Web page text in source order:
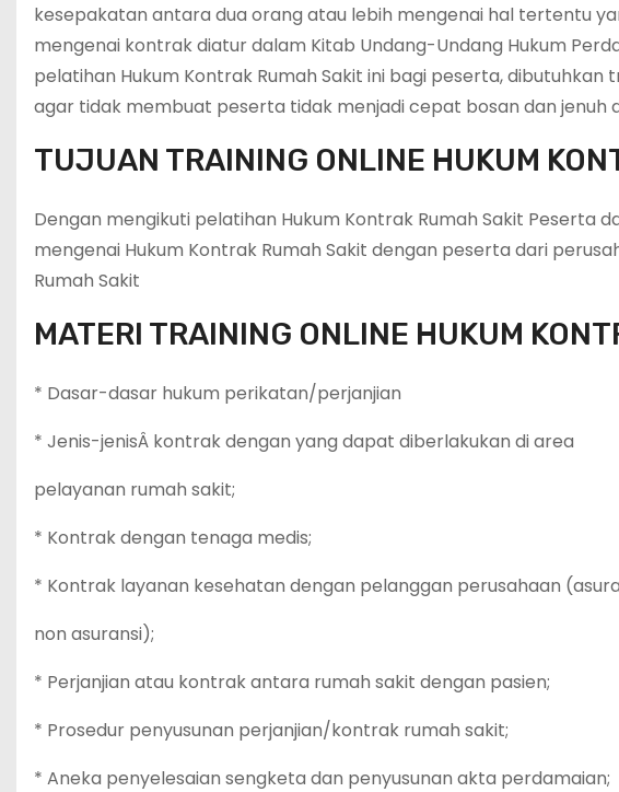
kesepakatan antara dua orang atau lebih mengenai hal tertentu
mengenai kontrak diatur dalam Kitab Undang-Undang Hukum
pelatihan Hukum Kontrak Rumah Sakit ini bagi peserta,
agar tidak membuat peserta tidak menjadi cepat bosan dan jenuh
TUJUAN TRAINING ONLINE HUKUM
Dengan mengikuti pelatihan Hukum Kontrak Rumah Sakit Peserta
mengenai Hukum Kontrak Rumah Sakit dengan peserta dari
Rumah Sakit
MATERI TRAINING ONLINE HUKUM
* Dasar-dasar hukum perikatan/perjanjian
* Jenis-jenisÂ kontrak dengan yang dapat diberlakukan di area
pelayanan rumah sakit;
* Kontrak dengan tenaga medis;
* Kontrak layanan kesehatan dengan pelanggan perusahaan
non asuransi);
* Perjanjian atau kontrak antara rumah sakit dengan pasien;
* Prosedur penyusunan perjanjian/kontrak rumah sakit;
* Aneka penyelesaian sengketa dan penyusunan akta perdamaian;